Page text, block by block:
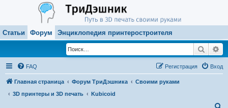
Статьи Форум Энциклопедия принтеростроителя
Поиск
FAQ Вход
Регистрация
Главная страница Форум ТриДэшника
Своими руками
3D принтеры и 3D печать
Kubicoid